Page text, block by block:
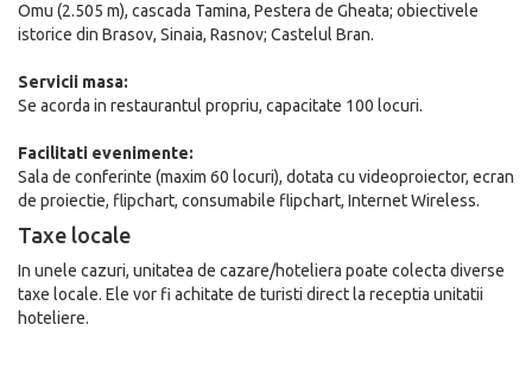
Omu (2.505 m), cascada Tamina, Pestera de Gheata; obiectivele
istorice din Brasov, Sinaia, Rasnov; Castelul Bran.
Servicii masa:
Se acorda in restaurantul propriu, capacitate 100 locuri.
Facilitati evenimente:
Sala de conferinte (maxim 60 locuri), dotata cu videoproiector, ecran
de proiectie, flipchart, consumabile flipchart, Internet Wireless.
Taxe locale
In unele cazuri, unitatea de cazare/hoteliera poate colecta diverse
taxe locale. Ele vor fi achitate de turisti direct la receptia unitatii
hoteliere.